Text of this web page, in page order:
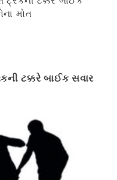
ટક્કરે બાઈક સવાર